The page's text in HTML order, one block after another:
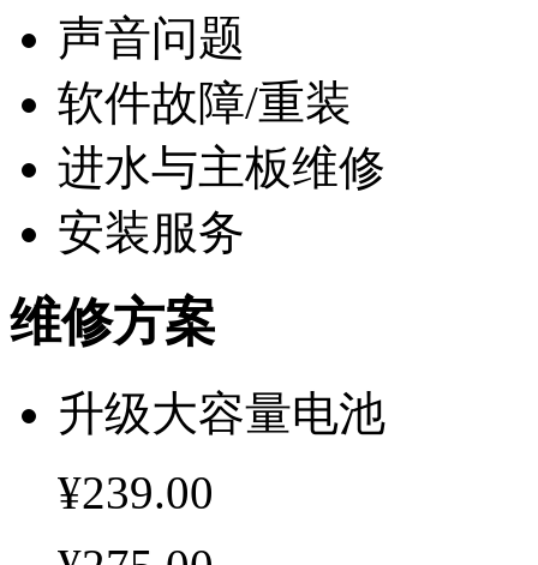
声音问题
软件故障/重装
进水与主板维修
安装服务
维修方案
升级大容量电池
¥239.00